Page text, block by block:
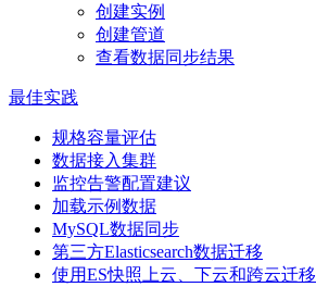
创建实例
创建管道
查看数据同步结果
最佳实践
规格容量评估
数据接入集群
监控告警配置建议
加载示例数据
MySQL数据同步
第三方Elasticsearch数据迁移
使用ES快照上云、下云和跨云迁移